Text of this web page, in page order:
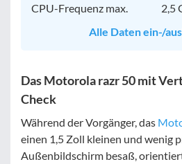
CPU-Frequenz max.
2,5
Alle Daten ein-/
Das Motorola razr 50 mit
Check
Während der Vorgänger, das
einen 1,5 Zoll kleinen und wenig
Außenbildschirm besaß,